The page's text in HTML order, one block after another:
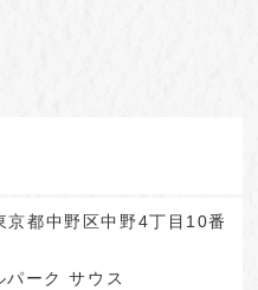
都中野区中野4丁目10番
パーク サウス